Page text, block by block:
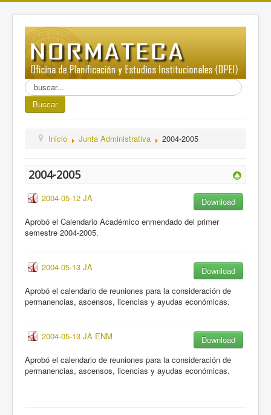
Buscar...
Buscar
Inicio Junta Administrativa 2004-2005
2004-2005
2004-05-12 JA
Download
Aprobó el Calendario Académico enmendado del primer
semestre 2004-2005.
2004-05-13 JA
Download
Aprobó el calendario de reuniones para la consideración de
permanencias, ascensos, licencias y ayudas económicas.
2004-05-13 JA ENM
Download
Aprobó el calendario de reuniones para la consideración de
permanencias, ascensos, licencias y ayudas económicas.